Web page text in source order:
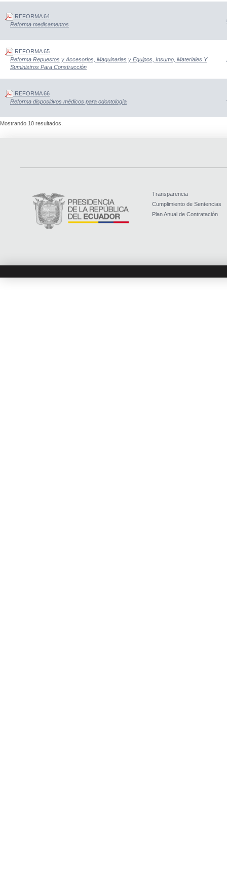
REFORMA 64
Reforma medicamentos
REFORMA 65
Reforma Repuestos y Accesorios, Maquinarias y Equipos, Insumo, Materiales Y
Suministros Para Construcción
REFORMA 66
Reforma dispositivos médicos para odontología
Mostrando 10 resultados.
Transparencia
Cumplimiento de Sentencias
Plan Anual de Contratación